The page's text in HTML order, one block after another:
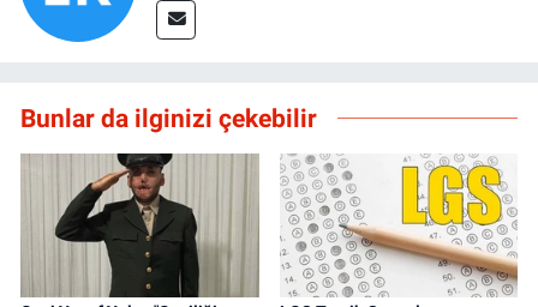
Bunlar da ilginizi çekebilir